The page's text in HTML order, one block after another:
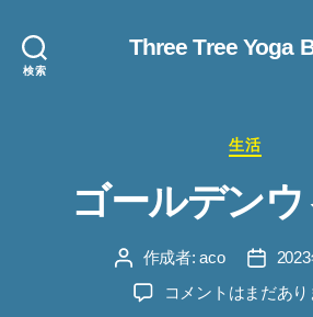
検索
Three Tree Yoga
カ
ゴ
ー
生活
ゴールデンウ
投
稿
者
作成者:aco
投
稿
日
ゴ
コメントはまだあり